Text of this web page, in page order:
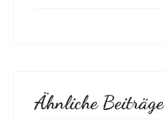
Ähnliche Beiträge